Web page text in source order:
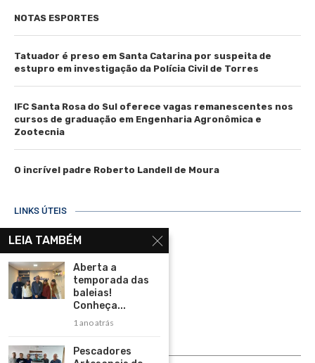
NOTAS ESPORTES
Tatuador é preso em Santa Catarina por suspeita de
estupro em investigação da Polícia Civil de Torres
IFC Santa Rosa do Sul oferece vagas remanescentes nos
cursos de graduação em Engenharia Agronômica e
Zootecnia
O incrível padre Roberto Landell de Moura
LINKS ÚTEIS
Home
Assinar
Contato
Política de Privacidade
Rádio Maristela - Ao Vivo
ASSINE
LEIA TAMBÉM
Aberta a
temporada das
baleias!
Conheça...
1 ano atrás
Pescadores